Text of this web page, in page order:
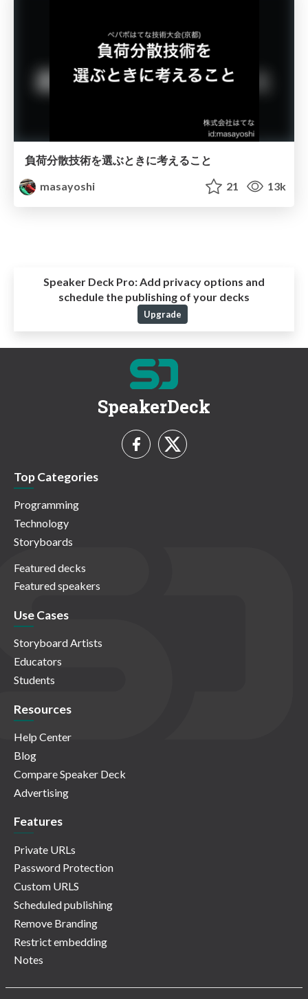
負荷分散技術を選ぶときに考えること
masayoshi
21 13k
Speaker Deck Pro:Add privacy options and
schedule the publishing of your decks
Upgrade
SpeakerDeck
Top Categories
Programming
Technology
Storyboards
Featured decks
Featured speakers
Use Cases
Storyboard Artists
Educators
Students
Resources
Help Center
Blog
Compare Speaker Deck
Advertising
Features
Private URLs
Password Protection
Custom URLS
Scheduled publishing
Remove Branding
Restrict embedding
Notes